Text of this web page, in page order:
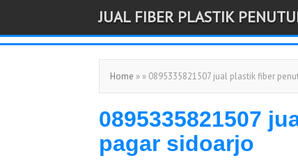
-->
JUAL FIBER PLASTIK
Home » » 0895335821507 jual plastik fiber
0895335821507
pagar sidoarjo